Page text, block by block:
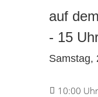
auf
- 15
Samstag,
10:00 Uhr